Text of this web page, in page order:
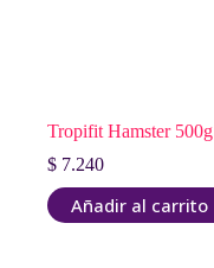
Tropifit Hamster 500g
$ 7.240
Añadir al carrito